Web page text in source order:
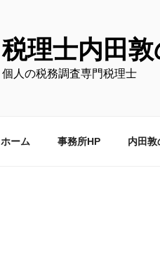
税理士内田
個人の税務調査専門税理士
ホーム 事務所HP 内田敦